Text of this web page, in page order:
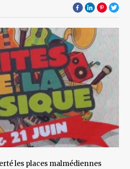
les places malmédiennes